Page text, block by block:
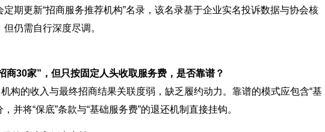
期更新“招商服务推荐机构”名录，该名录基于企业实名投诉数据与协会核
仍需自行深度尽调。
商30家”，但只按固定人头收取服务费，是否靠谱？
构的收入与最终招商结果关联度弱，缺乏履约动力。靠谱的模式应包含“基
并将“保底”条款与“基础服务费”的退还机制直接挂钩。